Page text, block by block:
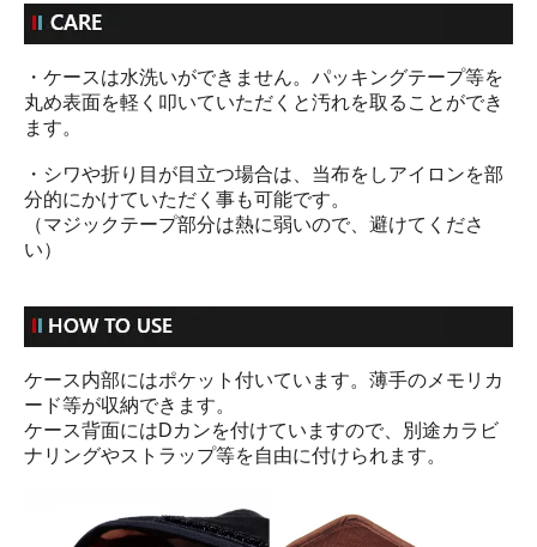
・ケースは水洗いができません。パッキングテープ等を
丸め表面を軽く叩いていただくと汚れを取ることができ
ます。
・シワや折り目が目立つ場合は、当布をしアイロンを部
分的にかけていただく事も可能です。
（マジックテープ部分は熱に弱いので、避けてくださ
い）
ケース内部にはポケット付いています。薄手のメモリカ
ード等が収納できます。
ケース背面にはDカンを付けていますので、別途カラビ
ナリングやストラップ等を自由に付けられます。